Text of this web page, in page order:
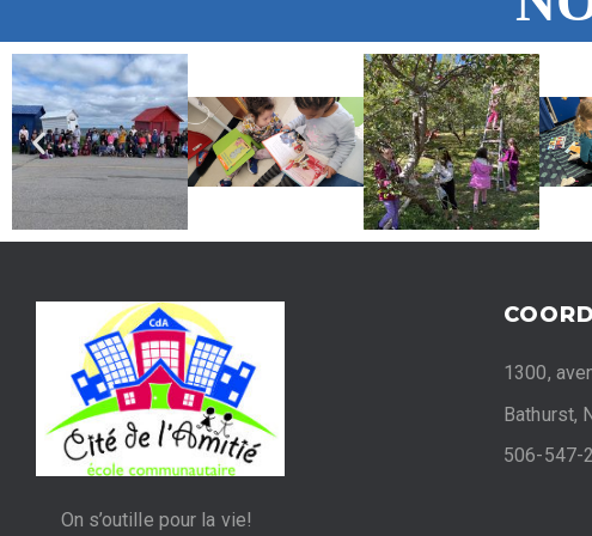
On s’outille pour la vie!
1300,
Bathurst,
506-547-